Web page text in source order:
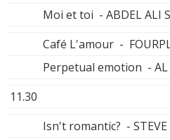
Moi et toi - ABDEL ALI
Café L'amour -
Perpetual emotion - AL
11.30
Isn't romantic? - STEVE